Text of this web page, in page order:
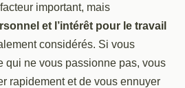
important, mais
et l’intérêt pour le travail
considérés. Si vous
qui ne vous passionne pas, vous
rapidement et de vous ennuyer